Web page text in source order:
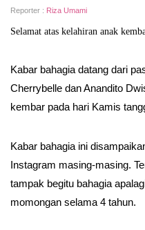
Reporter : Riza Umami
Selamat atas kelahiran anak
Kabar bahagia datang dari
Cherrybelle dan Anandito
kembar pada hari Kamis
Kabar bahagia ini
Instagram masing-masing.
tampak begitu bahagia
momongan selama 4 tahun.